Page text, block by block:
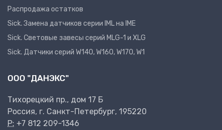
Распродажа остатков
Sick. Замена датчиков серии IML на IME
Sick. Световые завесы серий MLG-1 и XLG
Sick. Датчики серий W140, W160, W170, W1
ООО "ДАНЭКС"
Тихорецкий пр., дом 17 Б
Россия, г. Санкт-Петербург, 195220
P: +7 812 209-1346